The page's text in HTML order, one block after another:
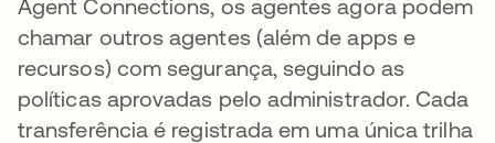
Agent Connections, os agentes agora podem
chamar outros agentes (além de apps e
recursos) com segurança, seguindo as
políticas aprovadas pelo administrador. Cada
transferência é registrada em uma única trilha